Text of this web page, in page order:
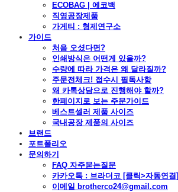
ECOBAG | 에코백
직영공장제품
가게티 : 형제연구소
가이드
처음 오셨다면?
인쇄방식은 어떤게 있을까?
수량에 따라 가격은 왜 달라질까?
주문전체크! 접수시 필독사항
왜 카톡상담으로 진행해야 할까?
한페이지로 보는 주문가이드
베스트셀러 제품 사이즈
국내공장 제품의 사이즈
브랜드
포트폴리오
문의하기
FAQ 자주묻는질문
카카오톡 : 브라더코 [클릭>자동연결]
이메일 brotherco24@gmail.com